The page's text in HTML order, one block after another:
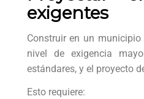
exigentes
Construir en un
nivel de exigencia
estándares, y el proyecto
Esto requiere: